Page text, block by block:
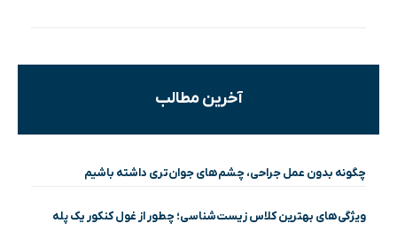
آخرین مطالب
چگونه بدون عمل جراحی، چشم‌های جوان‌تری داشته باشیم
ویژگی‌های بهترین کلاس زیست‌شناسی؛ چطور از غول کنکور یک پله